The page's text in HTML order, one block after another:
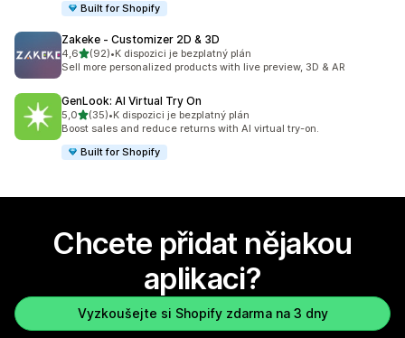
Built for Shopify
Zakeke ‑ Customizer 2D & 3D
4,6z 5 hvězd
(92)
Celkový počet recenzí: 92
•K dispozici je bezplatný plán
Sell more personalized products with live preview, 3D & AR
GenLook: AI Virtual Try On
5,0z 5 hvězd
(35)
Celkový počet recenzí: 35
•K dispozici je bezplatný plán
Boost sales and reduce returns with AI virtual try-on.
Built for Shopify
Chcete přidat nějakou
aplikaci?
Vyzkoušejte si Shopify zdarma na 3 dny